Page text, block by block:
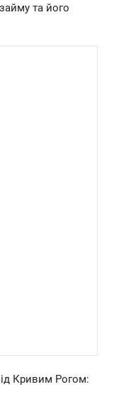
та його
Кривим Рогом: